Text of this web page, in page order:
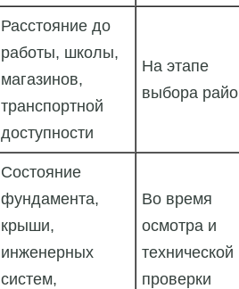
Расстояние до
работы, школы,
магазинов,
транспортной
доступности
На этапе
выбора
Состояние
фундамента,
крыши,
инженерных
систем,
Во время
осмотра и
технической
проверки